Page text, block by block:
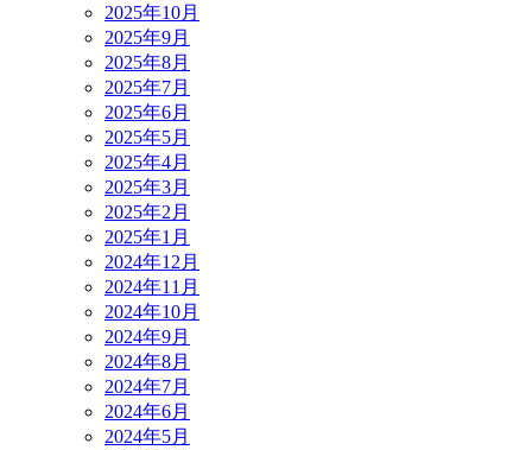
2025年10月
2025年9月
2025年8月
2025年7月
2025年6月
2025年5月
2025年4月
2025年3月
2025年2月
2025年1月
2024年12月
2024年11月
2024年10月
2024年9月
2024年8月
2024年7月
2024年6月
2024年5月